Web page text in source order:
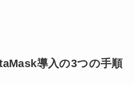
導入の3つの手順